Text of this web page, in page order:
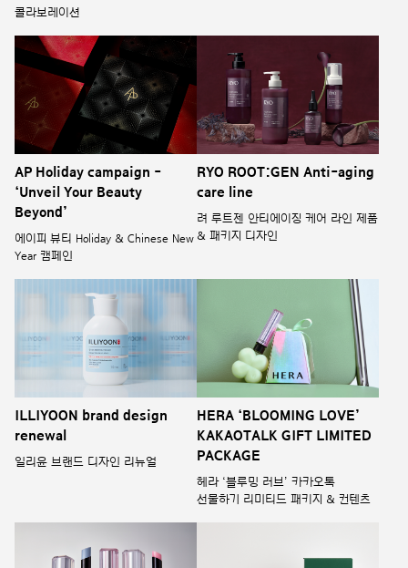
콜라보레이션
AP Holiday campaign -
‘Unveil Your Beauty
Beyond’
에이피 뷰티 Holiday & Chinese New
Year 캠페인
RYO ROOT:GEN Anti-aging
care line
려 루트젠 안티에이징 케어 라인 제품
& 패키지 디자인
ILLIYOON brand design
renewal
일리윤 브랜드 디자인 리뉴얼
HERA ‘BLOOMING LOVE’
KAKAOTALK GIFT LIMITED
PACKAGE
헤라 ‘블루밍 러브’ 카카오톡
선물하기 리미티드 패키지 & 컨텐츠